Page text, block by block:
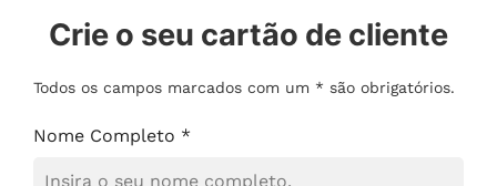
Crie o seu cartão de cliente
Todos os campos marcados com um * são obrigatórios.
Nome Completo *